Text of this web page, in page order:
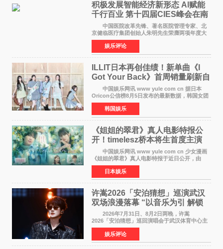
积极发展智能经济新形态 Al赋能
千行百业 第十四届CIES峰会在南
京盛大召开
中国医院改革先锋、著名医院管理专家、北
京健临医疗集团创始人朱明先生荣膺两项年度大
奖 2026年7月31日，盛夏金陵，长江之畔，
以重落地·真务实·强链接为主题的2026&lsquo;人
工智能+&rsquo
娱乐评论
ILLIT日本再创佳绩！新单曲《I
Got Your Back》首周销量刷新自
身纪录
中国娱乐网讯 www yule com cn 据日本
Oricon公信榜8月5日发布的最新数据，韩国女团
ILLIT在日本发行的第二张单曲《I Got Your
Back》首周销量达到71,009张，成功跻身最新一
期周单曲排行
韩国娱乐
《姐姐的翠君》真人电影特报公
开！timelesz桥本将生首度主演
12月4日上映
中国娱乐网讯 www yule com cn 少女漫画
《姐姐的翠君》真人电影特报于近日公开，由
timelesz成员桥本将生担任主演，这也是他首次
担任电影主演，引发高度关注。 女高中生咲
苗翠（中岛瑠菜
日本娱乐
许嵩2026「安泊猜想」巡演武汉
双场浪漫落幕 “以音乐为引 解锁
江城记忆”
2026年7月31日、8月2日两晚，许嵩
2026「安泊猜想」巡回演唱会于武汉体育中心主
体育场盛大开唱。许嵩与数万歌迷在此相聚，从
浪漫惬意的舞台设计到充满诚意与惊喜的现场互
动，共同开启了一场关于
娱乐评论